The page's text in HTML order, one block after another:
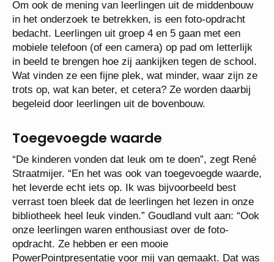
Om ook de mening van leerlingen uit de middenbouw
in het onderzoek te betrekken, is een foto-opdracht
bedacht. Leerlingen uit groep 4 en 5 gaan met een
mobiele telefoon (of een camera) op pad om letterlijk
in beeld te brengen hoe zij aankijken tegen de school.
Wat vinden ze een fijne plek, wat minder, waar zijn ze
trots op, wat kan beter, et cetera? Ze worden daarbij
begeleid door leerlingen uit de bovenbouw.
Toegevoegde waarde
“De kinderen vonden dat leuk om te doen”, zegt René
Straatmijer. “En het was ook van toegevoegde waarde,
het leverde echt iets op. Ik was bijvoorbeeld best
verrast toen bleek dat de leerlingen het lezen in onze
bibliotheek heel leuk vinden.” Goudland vult aan: “Ook
onze leerlingen waren enthousiast over de foto-
opdracht. Ze hebben er een mooie
PowerPointpresentatie voor mij van gemaakt. Dat was